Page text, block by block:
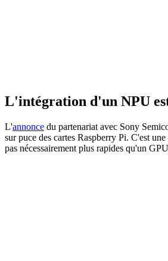
L'intégration d'un NPU
L'annonce du partenariat avec Sony
sur puce des cartes Raspberry Pi. C'est
pas nécessairement plus rapides qu'un